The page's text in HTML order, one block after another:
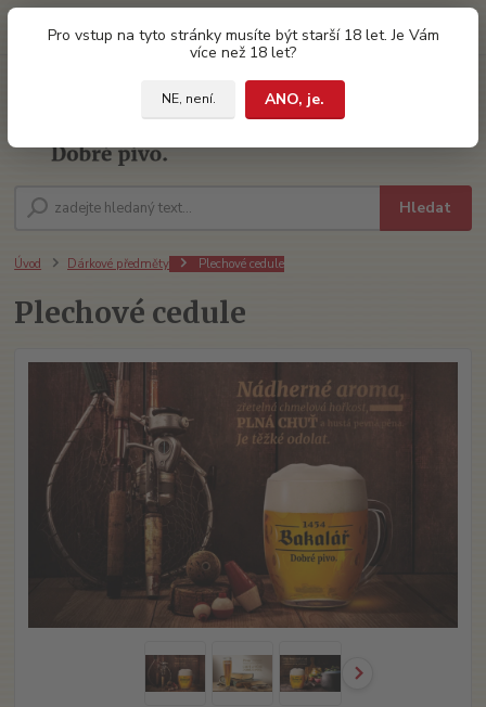
Pro vstup na tyto stránky musíte být starší 18 let. Je Vám
více než 18 let?
NE, není.
ANO, je.
Hledat
za0 Kč
Úvod Dárkové předměty Plechové cedule
Plechové cedule